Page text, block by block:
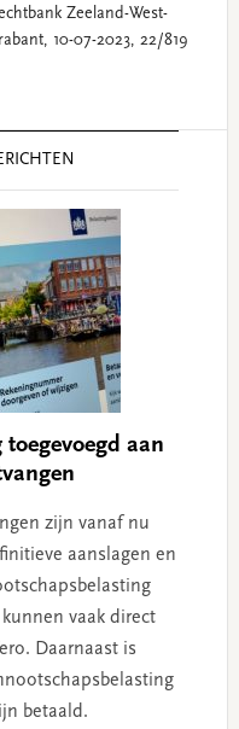
Zeeland-West-
10-07-2023, 22/819
aan
zijn vanaf nu
aanslagen en
vaak direct
Daarnaast is
betaald.